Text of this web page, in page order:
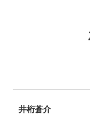
井桁蒼介